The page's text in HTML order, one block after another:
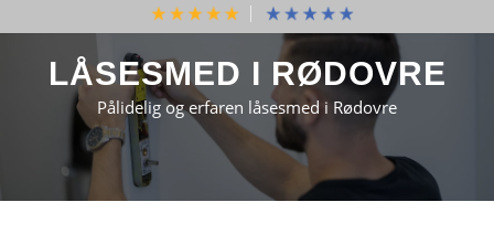
LÅSESMED I RØDOVRE
Pålidelig og erfaren låsesmed i Rødovre